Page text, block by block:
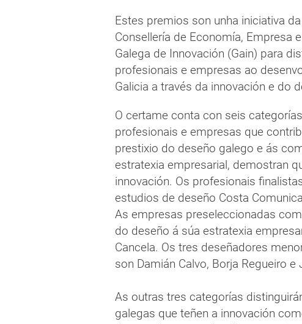
Estes premios son unha iniciativa
Consellería de Economía, Empresa
Galega de Innovación (Gain) para
profesionais e empresas ao
Galicia a través da innovación e do
O certame conta con seis
profesionais e empresas que
prestixio do deseño galego e ás
estratexia empresarial, demostran
innovación. Os profesionais
estudios de deseño Costa
As empresas preseleccionadas
do deseño á súa estratexia
Cancela. Os tres deseñadores
son Damián Calvo, Borja Regueiro e
As outras tres categorías
galegas que teñen a innovación